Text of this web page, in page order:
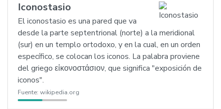
Iconostasio
El iconostasio es una pared que va
desde la parte septentrional (norte) a la meridional
(sur) en un templo ortodoxo, y en la cual, en un orden
específico, se colocan los iconos. La palabra proviene
del griego εἰκονοστάσιον, que significa "exposición de
iconos".
Fuente: wikipedia.org